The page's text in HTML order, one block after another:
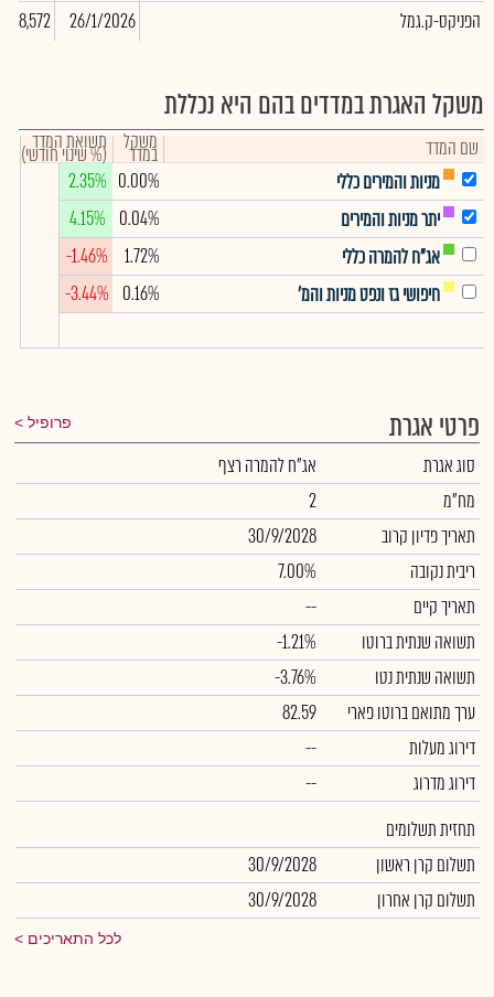
הפניקס-ק.גמל
26/1/2026
-718,572
משקל האגרת במדדים בהם היא נכללת
שם המדד משקל
במדד תשואת המדד
(% שינוי חודשי)
מניות והמירים כללי
0.00%
2.35%
יתר מניות והמירים
0.04%
4.15%
אג"ח להמרה כללי
1.72%
-1.46%
חיפושי גז ונפט מניות והמ'
0.16%
-3.44%
פרטי אגרת פרופיל
סוג אגרת
אג"ח להמרה רצף
מח"מ
2
תאריך פדיון קרוב
30/9/2028
ריבית נקובה
7.00%
תאריך קיים
--
תשואה שנתית ברוטו
-1.21%
תשואה שנתית נטו
-3.76%
ערך מתואם ברוטו פארי
82.59
דירוג מעלות
--
דירוג מדרוג
--
תחזית תשלומים
תשלום קרן ראשון
30/9/2028
תשלום קרן אחרון
30/9/2028
לכל התאריכים